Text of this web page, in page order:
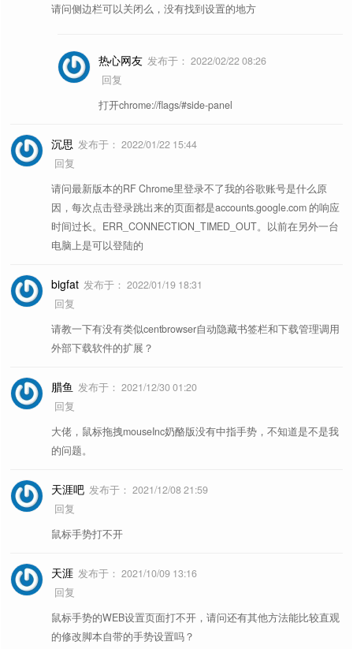
自带用户样式
Cleaner Stylus
优化扩展 Stylus 的界面。
百度百科-屏蔽和优化
如题。
今日热榜优化
维基百科优化
如题。
本地文档阅读优化
奶酪浏览器侧边栏优化
更多推荐
请问侧边栏可以关闭么，没有找到设置的地方
热心网友 发布于： 2022/02/22 08:26
回复
打开chrome://flags/#side-panel
沉思 发布于： 2022/01/22 15:44
回复
请问最新版本的RF Chrome里登录不了我的谷歌账号是什么原
因，每次点击登录跳出来的页面都是accounts.google.com 的响应
时间过长。ERR_CONNECTION_TIMED_OUT。以前在另外一台
电脑上是可以登陆的
bigfat 发布于： 2022/01/19 18:31
回复
请教一下有没有类似centbrowser自动隐藏书签栏和下载管理调用
外部下载软件的扩展？
腊鱼 发布于： 2021/12/30 01:20
回复
大佬，鼠标拖拽mouseInc奶酪版没有中指手势，不知道是不是我
的问题。
天涯吧 发布于： 2021/12/08 21:59
回复
鼠标手势打不开
天涯 发布于： 2021/10/09 13:16
回复
鼠标手势的WEB设置页面打不开，请问还有其他方法能比较直观
的修改脚本自带的手势设置吗？